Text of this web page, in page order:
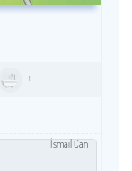
1
İsmail Can